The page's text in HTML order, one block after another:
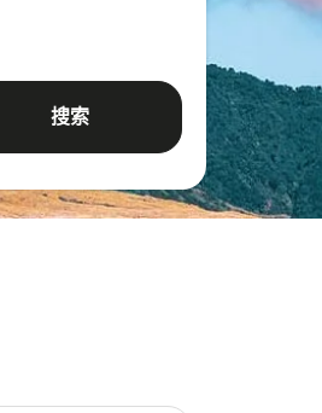
label
搜索